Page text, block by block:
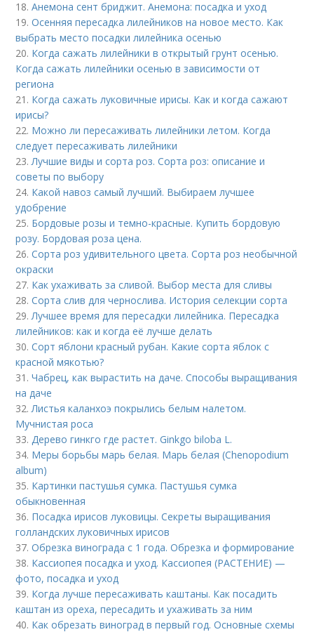
18.Анемона сент бриджит. Анемона: посадка и уход
19.Осенняя пересадка лилейников на новое место. Как
выбрать место посадки лилейника осенью
20. Когда сажать лилейники в открытый грунт осенью.
Когда сажать лилейники осенью в зависимости от
региона
21. Когда сажать луковичные ирисы. Как и когда сажают
ирисы?
22. Можно ли пересаживать лилейники летом. Когда
следует пересаживать лилейники
23. Лучшие виды и сорта роз. Сорта роз: описание и
советы по выбору
24. Какой навоз самый лучший. Выбираем лучшее
удобрение
25. Бордовые розы и темно-красные. Купить бордовую
розу. Бордовая роза цена.
26.Сорта роз удивительного цвета. Сорта роз необычной
окраски
27. Как ухаживать за сливой. Выбор места для сливы
28.Сорта слив для чернослива. История селекции сорта
29. Лучшее время для пересадки лилейника. Пересадка
лилейников: как и когда её лучше делать
30.Сорт яблони красный рубан. Какие сорта яблок с
красной мякотью?
31.Чабрец, как вырастить на даче. Способы выращивания
на даче
32. Листья каланхоэ покрылись белым налетом.
Мучнистая роса
33. Дерево гинкго где растет. Ginkgo biloba L.
34. Меры борьбы марь белая. Марь белая (Chenopodium
album)
35. Картинки пастушья сумка. Пастушья сумка
обыкновенная
36. Посадка ирисов луковицы. Секреты выращивания
голландских луковичных ирисов
37.Обрезка винограда с 1 года. Обрезка и формирование
38. Кассиопея посадка и уход. Кассиопея (РАСТЕНИЕ) —
фото, посадка и уход
39. Когда лучше пересаживать каштаны. Как посадить
каштан из ореха, пересадить и ухаживать за ним
40. Как обрезать виноград в первый год. Основные схемы